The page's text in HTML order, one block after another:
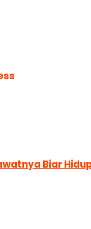
Biar